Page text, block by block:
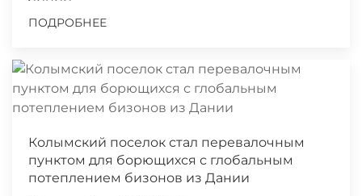
ПОДРОБНЕЕ
Колымский поселок стал перевалочным
пунктом для борющихся с глобальным
потеплением бизонов из Дании